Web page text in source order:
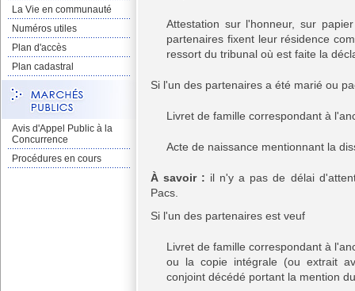
La Vie en communauté
Numéros utiles
Plan d'accès
Plan cadastral
Avis d'Appel Public à la
Concurrence
Procédures en cours
Attestation sur l'honneur, sur
partenaires fixent leur résidence
ressort du tribunal où est faite la
Si l'un des partenaires a été marié ou
Livret de famille correspondant à
Acte de naissance mentionnant la
À savoir : il n'y a pas de délai
Pacs.
Si l'un des partenaires est veuf
Livret de famille correspondant à
ou la copie intégrale (ou extrait
conjoint décédé portant la mention